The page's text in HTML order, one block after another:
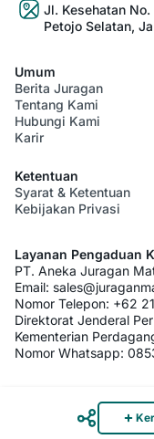
Jl. Kesehatan No.
Petojo Selatan,
Umum
Berita Juragan
Tentang Kami
Hubungi Kami
Karir
Ketentuan
Syarat & Ketentuan
Kebijakan Privasi
Layanan Pengaduan
PT. Aneka Juragan
Email:
Nomor Telepon: +62
Direktorat Jenderal
Kementerian
Nomor Whatsapp: